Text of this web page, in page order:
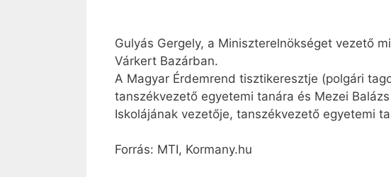
Gulyás Gergely, a Miniszterelnökséget vezető
Várkert Bazárban.
A Magyar Érdemrend tisztikeresztje (polgári
tanszékvezető egyetemi tanára és Mezei
Iskolájának vezetője, tanszékvezető egyetemi
Forrás: MTI, Kormany.hu